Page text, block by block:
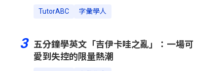
TutorABC 字彙學人
3
五分鐘學英文「吉伊卡哇之亂」：一場可
愛到失控的限量熱潮